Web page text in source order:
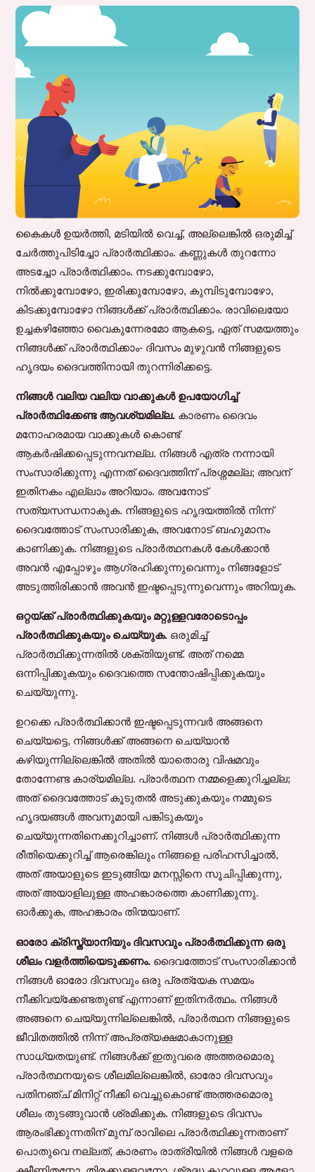
കൈകൾ ഉയർത്തി, മടിയിൽ വെച്ച്, അല്ലെങ്കിൽ ഒരുമിച്ച്
ചേർത്തുപിടിച്ചോ പ്രാർത്ഥിക്കാം. കണ്ണുകൾ തുറന്നോ
അടച്ചോ പ്രാർത്ഥിക്കാം. നടക്കുമ്പോഴോ,
നിൽക്കുമ്പോഴോ, ഇരിക്കുമ്പോഴോ, കുമ്പിടുമ്പോഴോ,
കിടക്കുമ്പോഴോ നിങ്ങൾക്ക് പ്രാർത്ഥിക്കാം. രാവിലെയോ
ഉച്ചകഴിഞ്ഞോ വൈകുന്നേരമോ ആകട്ടെ, ഏത് സമയത്തും
നിങ്ങൾക്ക് പ്രാർത്ഥിക്കാം- ദിവസം മുഴുവൻ നിങ്ങളുടെ
ഹൃദയം ദൈവത്തിനായി തുറന്നിരിക്കട്ടെ.
നിങ്ങൾ വലിയ വലിയ വാക്കുകൾ ഉപയോഗിച്ച്
പ്രാർത്ഥിക്കേണ്ട ആവശ്യമില്ല. കാരണം ദൈവം
മനോഹരമായ വാക്കുകൾ കൊണ്ട്
ആകർഷിക്കപ്പെടുന്നവനല്ല. നിങ്ങൾ എത്ര നന്നായി
സംസാരിക്കുന്നു എന്നത് ദൈവത്തിന് പ്രശ്നമല്ല; അവന്
ഇതിനകം എല്ലാം അറിയാം. അവനോട്
സത്യസന്ധനാകുക. നിങ്ങളുടെ ഹൃദയത്തിൽ നിന്ന്
ദൈവത്തോട് സംസാരിക്കുക, അവനോട് ബഹുമാനം
കാണിക്കുക. നിങ്ങളുടെ പ്രാർത്ഥനകൾ കേൾക്കാൻ
അവൻ എപ്പോഴും ആഗ്രഹിക്കുന്നുവെന്നും നിങ്ങളോട്
അടുത്തിരിക്കാൻ അവൻ ഇഷ്ടപ്പെടുന്നുവെന്നും അറിയുക.
ഒറ്റയ്ക്ക് പ്രാർത്ഥിക്കുകയും മറ്റുള്ളവരോടൊപ്പം
പ്രാർത്ഥിക്കുകയും ചെയ്യുക. ഒരുമിച്ച്
പ്രാർത്ഥിക്കുന്നതിൽ ശക്തിയുണ്ട്. അത് നമ്മെ
ഒന്നിപ്പിക്കുകയും ദൈവത്തെ സന്തോഷിപ്പിക്കുകയും
ചെയ്യുന്നു.
ഉറക്കെ പ്രാർത്ഥിക്കാൻ ഇഷ്ടപ്പെടുന്നവർ അങ്ങനെ
ചെയ്യട്ടെ, നിങ്ങൾക്ക് അങ്ങനെ ചെയ്യാൻ
കഴിയുന്നില്ലെങ്കിൽ അതിൽ യാതൊരു വിഷമവും
തോന്നേണ്ട കാര്യമില്ല. പ്രാർത്ഥന നമ്മളെക്കുറിച്ചല്ല;
അത് ദൈവത്തോട് കൂടുതൽ അടുക്കുകയും നമ്മുടെ
ഹൃദയങ്ങൾ അവനുമായി പങ്കിടുകയും
ചെയ്യുന്നതിനെക്കുറിച്ചാണ്. നിങ്ങൾ പ്രാർത്ഥിക്കുന്ന
രീതിയെക്കുറിച്ച് ആരെങ്കിലും നിങ്ങളെ പരിഹസിച്ചാൽ,
അത് അയാളുടെ ഇടുങ്ങിയ മനസ്സിനെ സൂചിപ്പിക്കുന്നു,
അത് അയാളിലുള്ള അഹങ്കാരത്തെ കാണിക്കുന്നു.
ഓർക്കുക, അഹങ്കാരം തിന്മയാണ്.
ഓരോ ക്രിസ്ത്യാനിയും ദിവസവും പ്രാർത്ഥിക്കുന്ന ഒരു
ശീലം വളർത്തിയെടുക്കണം. ദൈവത്തോട് സംസാരിക്കാൻ
നിങ്ങൾ ഓരോ ദിവസവും ഒരു പ്രത്യേക സമയം
നീക്കിവയ്ക്കേണ്ടതുണ്ട് എന്നാണ് ഇതിനർത്ഥം. നിങ്ങൾ
അങ്ങനെ ചെയ്യുന്നില്ലെങ്കിൽ, പ്രാർത്ഥന നിങ്ങളുടെ
ജീവിതത്തിൽ നിന്ന് അപ്രത്യക്ഷമാകാനുള്ള
സാധ്യതയുണ്ട്. നിങ്ങൾക്ക് ഇതുവരെ അത്തരമൊരു
പ്രാർത്ഥനയുടെ ശീലമില്ലെങ്കിൽ, ഓരോ ദിവസവും
പതിനഞ്ച് മിനിറ്റ് നീക്കി വെച്ചുകൊണ്ട് അത്തരമൊരു
ശീലം തുടങ്ങുവാൻ ശ്രമിക്കുക. നിങ്ങളുടെ ദിവസം
ആരംഭിക്കുന്നതിന് മുമ്പ് രാവിലെ പ്രാർത്ഥിക്കുന്നതാണ്
പൊതുവെ നല്ലത്, കാരണം രാത്രിയിൽ നിങ്ങൾ വളരെ